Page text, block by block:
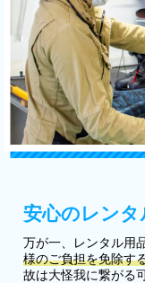
安心のレンタ
万が一、レンタル用
様のご負担を免除す
故は大怪我に繋がる